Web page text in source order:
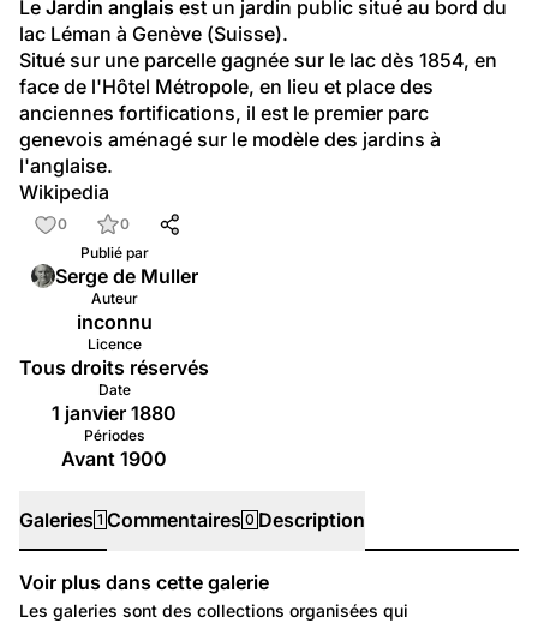
Le Jardin anglais est un jardin public situé au bord du
lac Léman à Genève (Suisse).
Situé sur une parcelle gagnée sur le lac dès 1854, en
face de l'Hôtel Métropole, en lieu et place des
anciennes fortifications, il est le premier parc
genevois aménagé sur le modèle des jardins à
l'anglaise.
Wikipedia
0
0
Publié par
Serge de Muller
Auteur
inconnu
Licence
Tous droits réservés
Date
1 janvier 1880
Périodes
Avant 1900
Galeries 1 Commentaires 0 Description
Galeries
Voir plus dans cette galerie
Les galeries sont des collections organisées qui